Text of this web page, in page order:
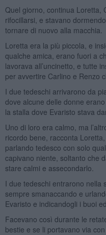
Quel giorno, continua Loretta,
rifocillarsi, e stavano
tornare di nuovo alla macchia.
Loretta era la più piccola, e
qualche amica, erano fuori a
lavorava all’uncinetto, e tutte
per avvertire Carlino e Renzo
I due tedeschi arrivarono da
dove alcune delle donne
la stalla dove Evaristo stava
Uno di loro era calmo, ma
ricordo bene, racconta
parlando tedesco con solo
capivano niente, soltanto che
stare calmi e assecondarlo.
I due tedeschi entrarono nella
sempre smanaccando e
Evaristo e indicandogli i buoi
Facevano così durante le
bestie e se li portavano via